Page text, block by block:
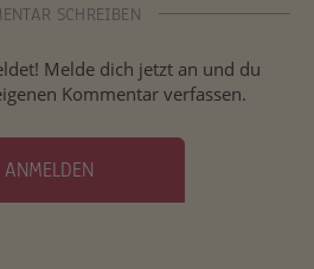
SCHREIBEN
Melde dich jetzt an und du
Kommentar verfassen.
ANMELDEN